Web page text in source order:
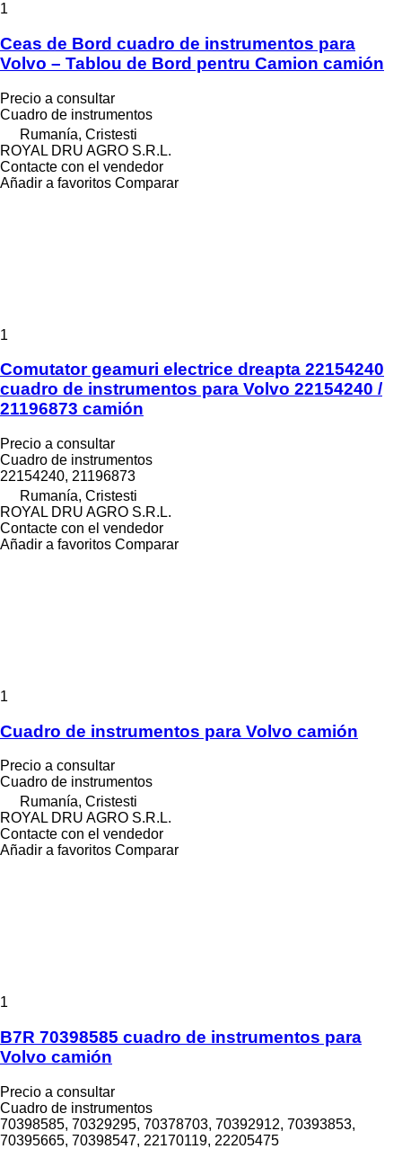
1
Ceas de Bord cuadro de instrumentos para
Volvo – Tablou de Bord pentru Camion camión
Precio a consultar
Cuadro de instrumentos
Rumanía, Cristesti
ROYAL DRU AGRO S.R.L.
Contacte con el vendedor
Añadir a favoritos Comparar
1
Comutator geamuri electrice dreapta 22154240
cuadro de instrumentos para Volvo 22154240 /
21196873 camión
Precio a consultar
Cuadro de instrumentos
22154240, 21196873
Rumanía, Cristesti
ROYAL DRU AGRO S.R.L.
Contacte con el vendedor
Añadir a favoritos Comparar
1
Cuadro de instrumentos para Volvo camión
Precio a consultar
Cuadro de instrumentos
Rumanía, Cristesti
ROYAL DRU AGRO S.R.L.
Contacte con el vendedor
Añadir a favoritos Comparar
1
B7R 70398585 cuadro de instrumentos para
Volvo camión
Precio a consultar
Cuadro de instrumentos
70398585, 70329295, 70378703, 70392912, 70393853,
70395665, 70398547, 22170119, 22205475